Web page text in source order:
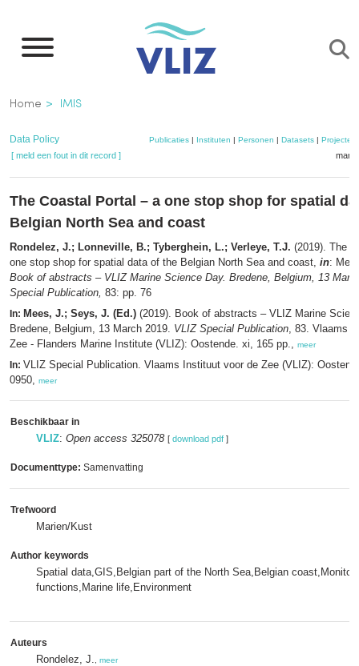
naar
inhoud
gaan
Kruimelpad
Home IMIS
Data Policy Publicaties| Instituten | Personen | Datasets| Projecten
[ meld een fout in dit record ]
The Coastal Portal – a one stop shop for spatial
Belgian North Sea and coast
Rondelez, J.; Lonneville, B.; Tyberghein, L.; Verleye, T.J. (2019). The
one stop shop for spatial data of the Belgian North Sea and coast, in:
Book of abstracts – VLIZ Marine Science Day. Bredene, Belgium, 13
Special Publication, 83: pp. 76
In: Mees, J.; Seys, J. (Ed.) (2019). Book of abstracts – VLIZ Marine
Bredene, Belgium, 13 March 2019. VLIZ Special Publication, 83. Vlaams
Zee - Flanders Marine Institute (VLIZ): Oostende. xi, 165 pp., meer
In: VLIZ Special Publication. Vlaams Instituut voor de Zee (VLIZ):
0950, meer
Beschikbaar in
VLIZ: Open access 325078 [ download pdf ]
Documenttype: Samenvatting
Trefwoord
Marien/Kust
Author keywords
Spatial data,GIS,Belgian part of the North Sea,Belgian
functions,Marine life,Environment
Auteurs
Rondelez, J. meer